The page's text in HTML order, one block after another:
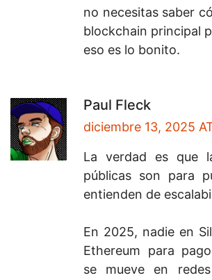
no necesitas saber
blockchain principal
eso es lo bonito.
Paul Fleck
diciembre 13, 2025
La verdad es que
públicas son para
entienden de
En 2025, nadie en
Ethereum para
se mueve en